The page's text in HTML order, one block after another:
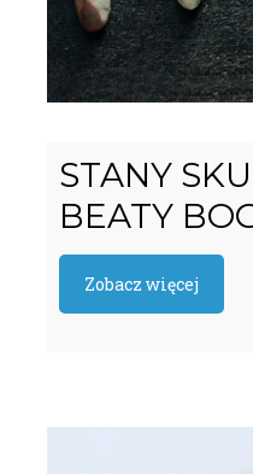
STANY
BEATY
Zobacz więcej